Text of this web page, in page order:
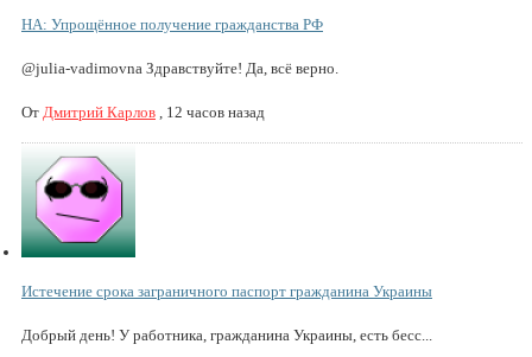
НА: Упрощённое получение гражданства РФ
@julia-vadimovna Здравствуйте! Да, всё верно.
От Дмитрий Карлов 12 часов назад
Истечение срока заграничного паспорт гражданина Украины
Добрый день! У работника, гражданина Украины, есть бесс...